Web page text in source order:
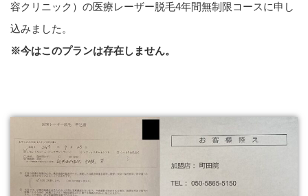
容クリニック）の医療レーザー脱毛4年間無制限コースに申し
込みました。
※今はこのプランは存在しません。